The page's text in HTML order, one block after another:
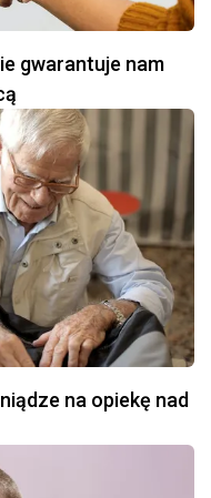
gwarantuje nam
na opiekę nad